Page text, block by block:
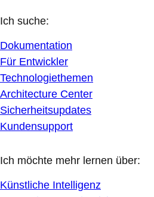
Ich suche:
Dokumentation
Für Entwickler
Technologiethemen
Architecture Center
Sicherheitsupdates
Kundensupport
Ich möchte mehr lernen über:
Künstliche Intelligenz